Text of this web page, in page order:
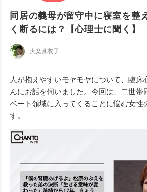
同居の義母が留守中に寝室を整
く断るには？【心理士に聞く】
大楽眞衣子
人が抱えやすいモヤモヤについて、臨床
んにお話を伺いました。今回は、二世帯
ベート領域に入ってくることに悩む女性
す。